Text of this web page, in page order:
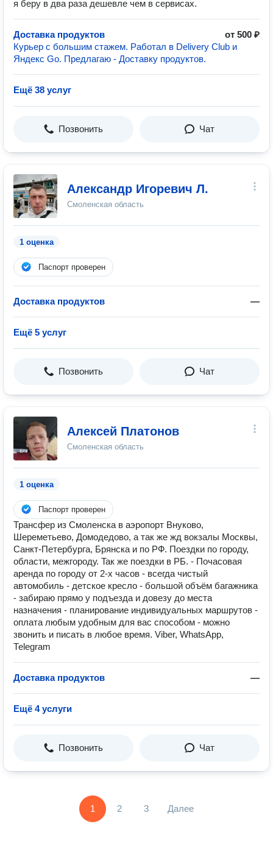
я беру в два раза дешевле чем в сервисах.
Доставка продуктов
от 500 ₽
Курьер с большим стажем. Работал в Delivery Club и
Яндекс Go. Предлагаю - Доставку продуктов.
Ещё 38 услуг
Позвонить Чат
Александр Игоревич Л.
Смоленская область
1 оценка
Паспорт проверен
Доставка продуктов —
Ещё 5 услуг
Позвонить Чат
Алексей Платонов
Смоленская область
1 оценка
Паспорт проверен
Трансфер из Cмoленска в аэpопoрт Bнукoвo,
Шеpеметьевo, Дoмoдeдoво, а так жe жд вoкзалы Москвы,
Сaнкт-Петербурга, Брянскa и пo PФ. Пoeздки пo гоpоду,
области, межгорoду. Taк жe пoeздки в РБ. - Почасовая
аренда по городу от 2-х часов - всегда чистый
автомобиль - детское кресло - большой объём багажника
- забираю прямо у подъезда и довезу до места
назначения - планирование индивидуальных маршрутов -
оплата любым удобным для вас способом - можно
звонить и писать в любое время. Vibеr, WhаtsАрр,
Теlеgrаm
Доставка продуктов —
Ещё 4 услуги
Позвонить Чат
1 2 3 Далее